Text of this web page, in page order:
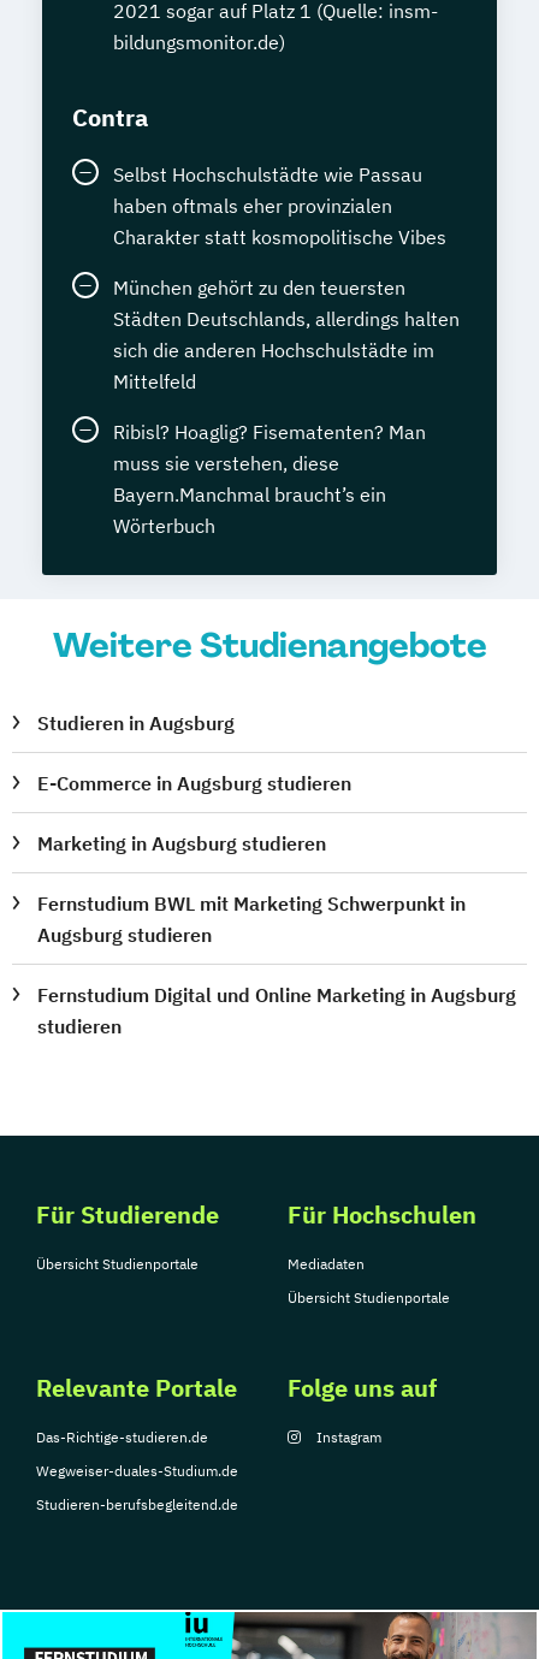
2021 sogar auf Platz 1 (Quelle: insm-
bildungsmonitor.de)
Contra
Selbst Hochschulstädte wie Passau
haben oftmals eher provinzialen
Charakter statt kosmopolitische Vibes
München gehört zu den teuersten
Städten Deutschlands, allerdings halten
sich die anderen Hochschulstädte im
Mittelfeld
Ribisl? Hoaglig? Fisematenten? Man
muss sie verstehen, diese
Bayern.Manchmal braucht’s ein
Wörterbuch
Weitere Studienangebote
Studieren in Augsburg
E-Commerce in Augsburg studieren
Marketing in Augsburg studieren
Fernstudium BWL mit Marketing Schwerpunkt in
Augsburg studieren
Fernstudium Digital und Online Marketing in Augsburg
studieren
Für Studierende
Übersicht Studienportale
Für Hochschulen
Mediadaten
Übersicht Studienportale
Relevante Portale
Das-Richtige-studieren.de
Wegweiser-duales-Studium.de
Studieren-berufsbegleitend.de
Folge uns auf
Instagram